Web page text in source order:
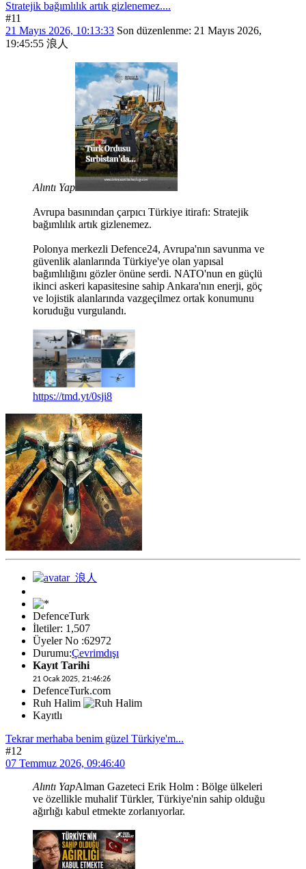
Stratejik bağımlılık artık gizlenemez....
#11
21 Mayıs 2026, 10:13:33 Son düzenlenme: 21 Mayıs 2026,
19:45:55 浪人
Alıntı Yap
Avrupa basınından çarpıcı Türkiye itirafı: Stratejik
bağımlılık artık gizlenemez.
Polonya merkezli Defence24, Avrupa'nın savunma ve
güvenlik alanlarında Türkiye'ye olan yapısal
bağımlılığını gözler önüne serdi. NATO'nun en güçlü
ikinci askeri kapasitesine sahip Ankara'nın enerji, göç
ve lojistik alanlarında vazgeçilmez ortak konumunu
koruduğu vurgulandı.
https://tmd.yt/0sji8
DefenceTurk
İletiler: 1,507
Üyeler No :62972
Durumu:Çevrimdışı
Kayıt Tarihi
21 Ocak 2025, 21:46:26
DefenceTurk.com
Ruh Halim
Kayıtlı
Tekrar merhaba benim güzel Türkiye'm...
#12
07 Temmuz 2026, 09:46:40
Alıntı YapAlman Gazeteci Erik Holm : Bölge ülkeleri
ve özellikle muhalif Türkler, Türkiye'nin sahip olduğu
ağırlığı kabul etmekte zorlanıyorlar.